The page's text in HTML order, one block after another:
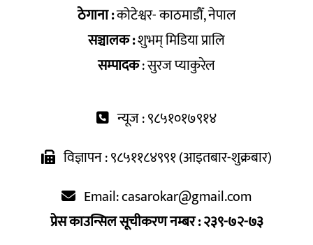
ठेगाना :कोटेश्वर- काठमाडौँ, नेपाल
सञ्चालक :शुभम् मिडिया प्रालि
सम्पादक: सुरज प्याकुरेल
न्यूज : ९८५१०१७९१४
विज्ञापन : ९८५११८४९९१ (आइतबार-शुक्रबार)
Email:casarokar@gmail.com
प्रेस काउन्सिल सूचीकरण नम्बर : २३९-७२-७३